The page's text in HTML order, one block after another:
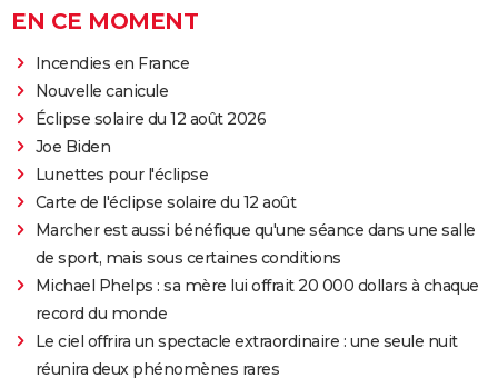
EN CE MOMENT
Incendies en France
Nouvelle canicule
Éclipse solaire du 12 août 2026
Joe Biden
Lunettes pour l'éclipse
Carte de l'éclipse solaire du 12 août
Marcher est aussi bénéfique qu'une séance dans une salle
de sport, mais sous certaines conditions
Michael Phelps : sa mère lui offrait 20 000 dollars à chaque
record du monde
Le ciel offrira un spectacle extraordinaire : une seule nuit
réunira deux phénomènes rares